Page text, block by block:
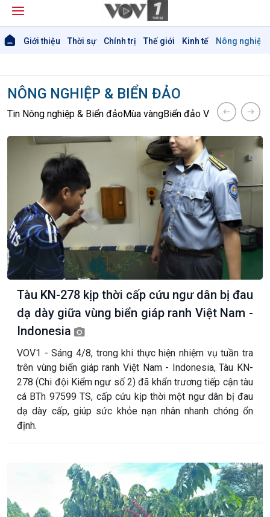
Giới thiệu Thời sự Chính trị Thế giới Kinh tế Nông nghiệp
NÔNG NGHIỆP & BIỂN ĐẢO
Tin Nông nghiệp & Biển đảoMùa vàngBiển đảo Việt Nam Tâm
Tàu KN-278 kịp thời cấp cứu ngư dân bị đau
dạ dày giữa vùng biển giáp ranh Việt Nam -
Indonesia
VOV1 - Sáng 4/8, trong khi thực hiện nhiệm vụ tuần tra
trên vùng biển giáp ranh Việt Nam - Indonesia, Tàu KN-
278 (Chi đội Kiểm ngư số 2) đã khẩn trương tiếp cận tàu
cá BTh 97599 TS, cấp cứu kịp thời một ngư dân bị đau
dạ dày cấp, giúp sức khỏe nạn nhân nhanh chóng ổn
định.